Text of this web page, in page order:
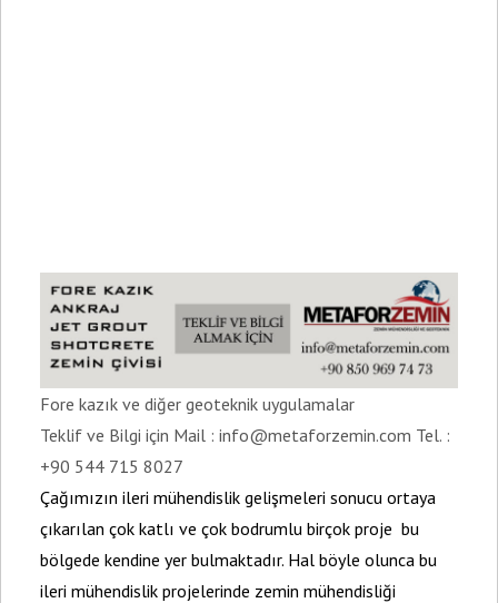
Fore kazık ve diğer geoteknik uygulamalar
Teklif ve Bilgi için Mail : info@metaforzemin.com Tel. :
+90 544 715 8027
Çağımızın ileri mühendislik gelişmeleri sonucu ortaya
çıkarılan çok katlı ve çok bodrumlu birçok proje bu
bölgede kendine yer bulmaktadır. Hal böyle olunca bu
ileri mühendislik projelerinde zemin mühendisliği